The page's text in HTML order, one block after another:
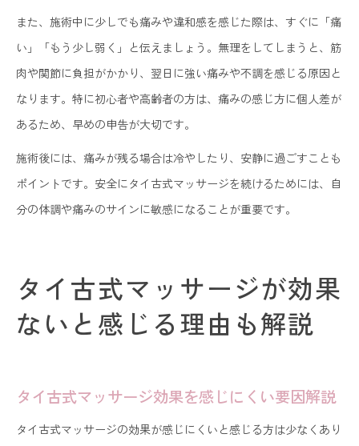
また、施術中に少しでも痛みや違和感を感じた際は、すぐに「痛
い」「もう少し弱く」と伝えましょう。無理をしてしまうと、筋
肉や関節に負担がかかり、翌日に強い痛みや不調を感じる原因と
なります。特に初心者や高齢者の方は、痛みの感じ方に個人差が
あるため、早めの申告が大切です。
施術後には、痛みが残る場合は冷やしたり、安静に過ごすことも
ポイントです。安全にタイ古式マッサージを続けるためには、自
分の体調や痛みのサインに敏感になることが重要です。
タイ古式マッサージが効果
ないと感じる理由も解説
タイ古式マッサージ効果を感じにくい要因解説
タイ古式マッサージの効果が感じにくいと感じる方は少なくあり